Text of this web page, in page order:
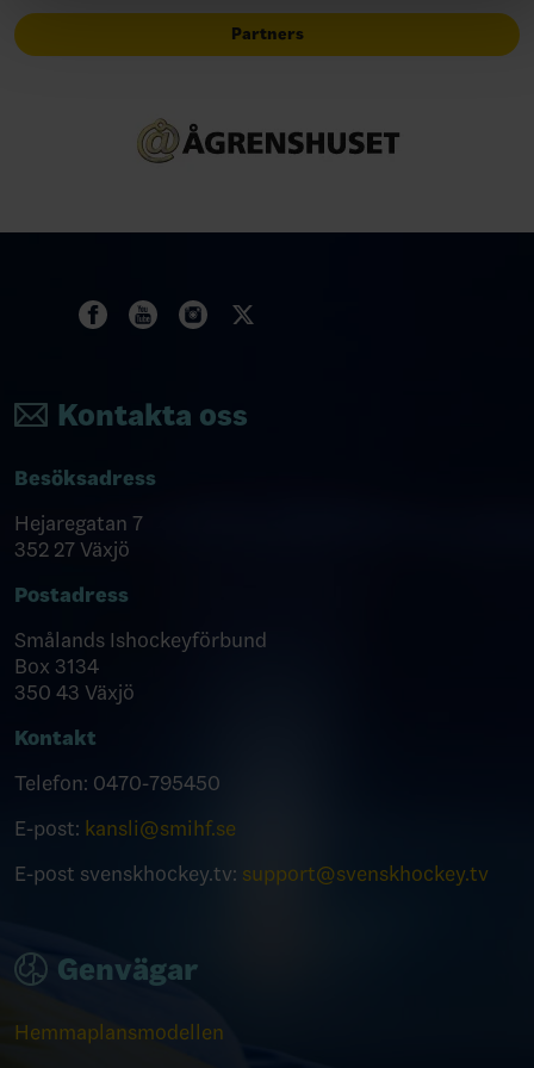
Partners
Kontakta oss
Besöksadress
Hejaregatan 7
352 27 Växjö
Postadress
Smålands Ishockeyförbund
Box 3134
350 43 Växjö
Kontakt
Telefon: 0470-795450
E-post: kansli@smihf.se
E-post svenskhockey.tv: support@svenskhockey.tv
Genvägar
Hemmaplansmodellen